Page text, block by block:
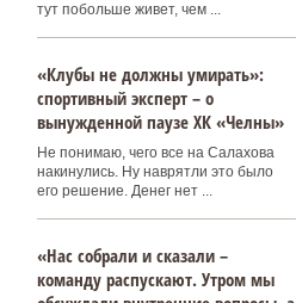
тут побольше живет, чем ...
«Клубы не должны умирать»:
спортивный эксперт – о
вынужденной паузе ХК «Челны»
Не понимаю, чего все на Салахова
накинулись. Ну наврятли это было
его решение. Денег нет ...
«Нас собрали и сказали –
команду распускают. Утром мы